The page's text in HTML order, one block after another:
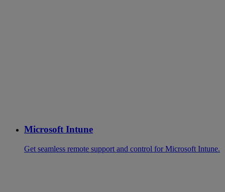
Microsoft Intune
Get seamless remote support and control for Microsoft Intune.